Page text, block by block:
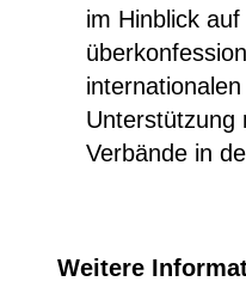
im Hinblick
Unterstützung
Verbände in
Weitere